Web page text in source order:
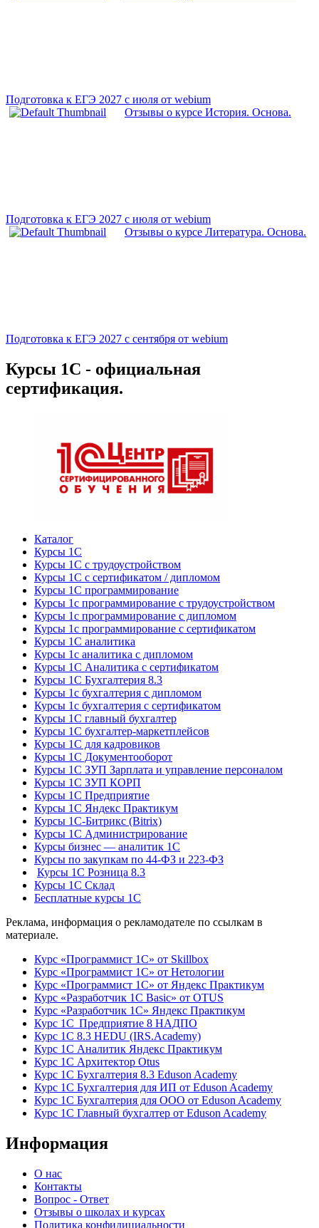
Подготовка к ЕГЭ 2027 с июля от webium
Отзывы о курсе История. Основа.
Подготовка к ЕГЭ 2027 с июля от webium
Отзывы о курсе Литература. Основа.
Подготовка к ЕГЭ 2027 с сентября от webium
Курсы 1С - официальная
сертификация.
Каталог
Курсы 1С
Курсы 1С с трудоустройством
Курсы 1С с сертификатом / дипломом
Курсы 1С программирование
Курсы 1с программирование с трудоустройством
Курсы 1с программирование с дипломом
Курсы 1с программирование с сертификатом
Курсы 1С аналитика
Курсы 1с аналитика с дипломом
Курсы 1С Аналитика с сертификатом
Курсы 1С Бухгалтерия 8.3
Курсы 1с бухгалтерия с дипломом
Курсы 1с бухгалтерия с сертификатом
Курсы 1С главный бухгалтер
Курсы 1С бухгалтер-маркетплейсов
Курсы 1С для кадровиков
Курсы 1С Документооборот
Курсы 1С ЗУП Зарплата и управление персоналом
Курсы 1С ЗУП КОРП
Курсы 1С Предприятие
Курсы 1С Яндекс Практикум
Курсы 1С-Битрикс (Bitrix)
Курсы 1С Администрирование
Курсы бизнес — аналитик 1С
Курсы по закупкам по 44‑ФЗ и 223‑ФЗ
Курсы 1С Розница 8.3
Курсы 1С Склад
Бесплатные курсы 1С
Реклама, информация о рекламодателе по ссылкам в
материале.
Курс «Программист 1С» от Skillbox
Курс «Программист 1С» от Нетологии
Курс «Программист 1С» от Яндекс Практикум
Курс «Разработчик 1С Basic» от OTUS
Курс «Разработчик 1С» Яндекс Практикум
Курс 1С Предприятие 8 НАДПО
Курс 1С 8.3 HEDU (IRS.Academy)
Курс 1С Аналитик Яндекс Практикум
Курс 1С Архитектор Otus
Курс 1С Бухгалтерия 8.3 Eduson Academy
Курс 1С Бухгалтерия для ИП от Eduson Academy
Курс 1С Бухгалтерия для ООО от Eduson Academy
Курс 1С Главный бухгалтер от Eduson Academy
Информация
О нас
Контакты
Вопрос - Ответ
Отзывы о школах и курсах
Политика конфидициальности